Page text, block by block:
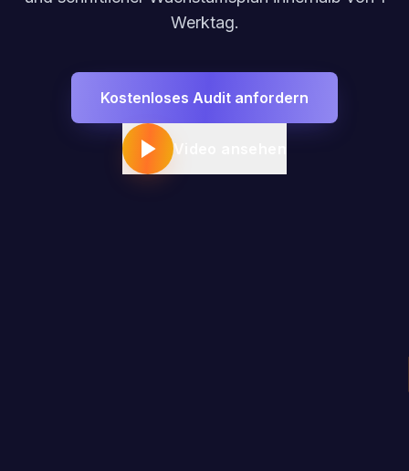
Werktag.
Kostenloses Audit anfordern
Video ansehen